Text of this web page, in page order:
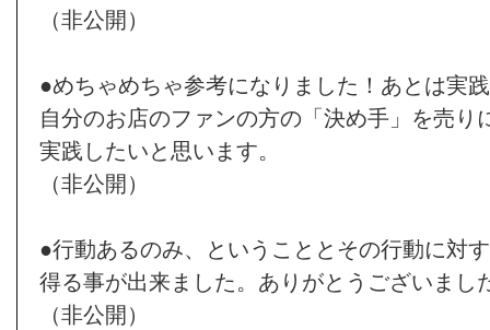
（非公開）
●めちゃめちゃ参考になりました！あとは実
自分のお店のファンの方の「決め手」を売り
実践したいと思います。
（非公開）
●行動あるのみ、ということとその行動に対
得る事が出来ました。ありがとうございまし
（非公開）